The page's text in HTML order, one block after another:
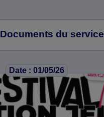
Documents du service
Date : 01/05/26